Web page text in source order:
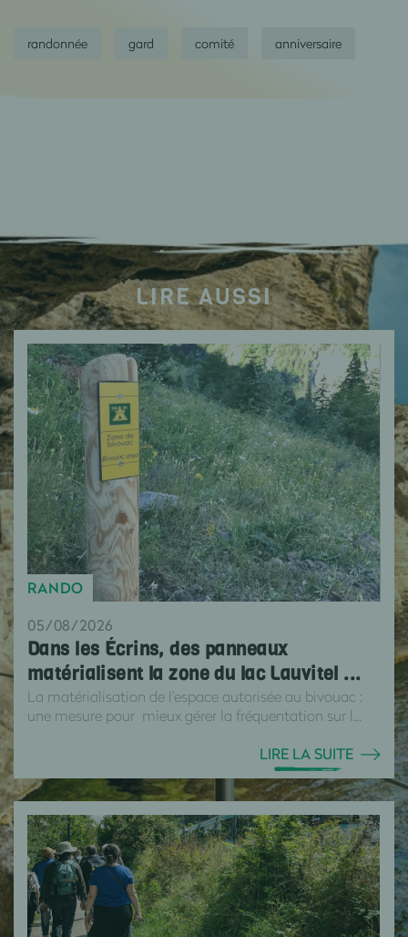
randonnée gard comité anniversaire
LIRE AUSSI
RANDO
05/08/2026
Dans les Écrins, des panneaux
matérialisent la zone du lac Lauvitel ...
La matérialisation de l'espace autorisée au bivouac :
une mesure pour mieux gérer la fréquentation sur l...
LIRE LA SUITE